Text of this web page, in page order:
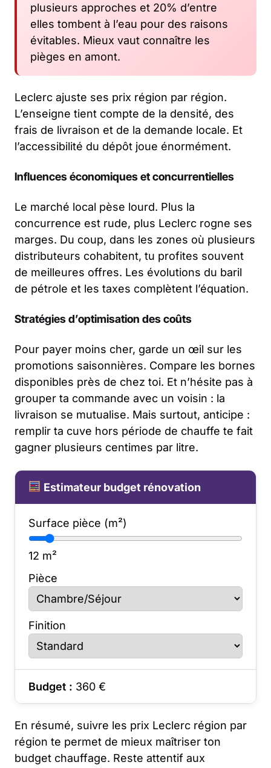
plusieurs approches et 20% d’entre
elles tombent à l’eau pour des raisons
évitables. Mieux vaut connaître les
pièges en amont.
Leclerc ajuste ses prix région par région.
L’enseigne tient compte de la densité, des
frais de livraison et de la demande locale. Et
l’accessibilité du dépôt joue énormément.
Influences économiques et concurrentielles
Le marché local pèse lourd. Plus la
concurrence est rude, plus Leclerc rogne ses
marges. Du coup, dans les zones où plusieurs
distributeurs cohabitent, tu profites souvent
de meilleures offres. Les évolutions du baril
de pétrole et les taxes complètent l’équation.
Stratégies d’optimisation des coûts
Pour payer moins cher, garde un œil sur les
promotions saisonnières. Compare les bornes
disponibles près de chez toi. Et n’hésite pas à
grouper ta commande avec un voisin : la
livraison se mutualise. Mais surtout, anticipe :
remplir ta cuve hors période de chauffe te fait
gagner plusieurs centimes par litre.
Estimateur budget rénovation
Surface pièce (m²)
12 m²
Pièce
Finition
Budget : 360 €
En résumé, suivre les prix Leclerc région par
région te permet de mieux maîtriser ton
budget chauffage. Reste attentif aux